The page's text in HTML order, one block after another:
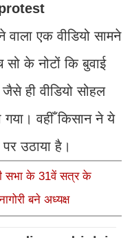
एक वीडियो सामने
के नोटों कि बुवाई
ही वीडियो सोहल
गया। वहीँ किसान ने ये
उठाया है।
सभा के 31वें सत्र के
बने अध्यक्ष